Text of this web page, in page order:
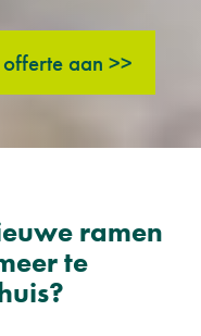
aan >>
ramen
te